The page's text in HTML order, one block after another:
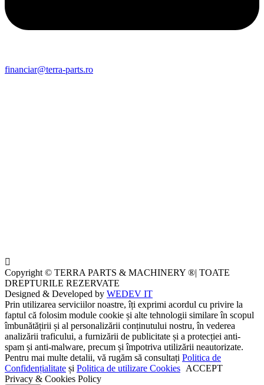
financiar@terra-parts.ro
Copyright © TERRA PARTS & MACHINERY ®| TOATE
DREPTURILE REZERVATE
Designed & Developed by WEDEV IT
Prin utilizarea serviciilor noastre, îți exprimi acordul cu privire la
faptul că folosim module cookie și alte tehnologii similare în scopul
îmbunătățirii și al personalizării conținutului nostru, în vederea
analizării traficului, a furnizării de publicitate și a protecției anti-
spam și anti-malware, precum și împotriva utilizării neautorizate.
Pentru mai multe detalii, vă rugăm să consultați Politica de
Confidențialitate și Politica de utilizare Cookies ACCEPT
Privacy & Cookies Policy